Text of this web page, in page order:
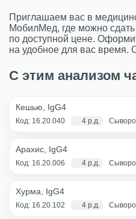
Приглашаем вас в
МобилМед, где можно
по доступной цене.
на удобное для вас время.
С этим анализом
Кешью, IgG4
Код: 16.20.040 4 р.д.
Арахис, IgG4
Код: 16.20.006 4 р.д.
Хурма, IgG4
Код: 16.20.102 4 р.д.